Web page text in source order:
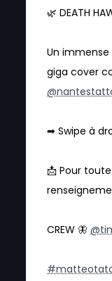
🌿 DEATH
Un
giga cover
➡ Swipe à
📩 Pour
CREW 🦋